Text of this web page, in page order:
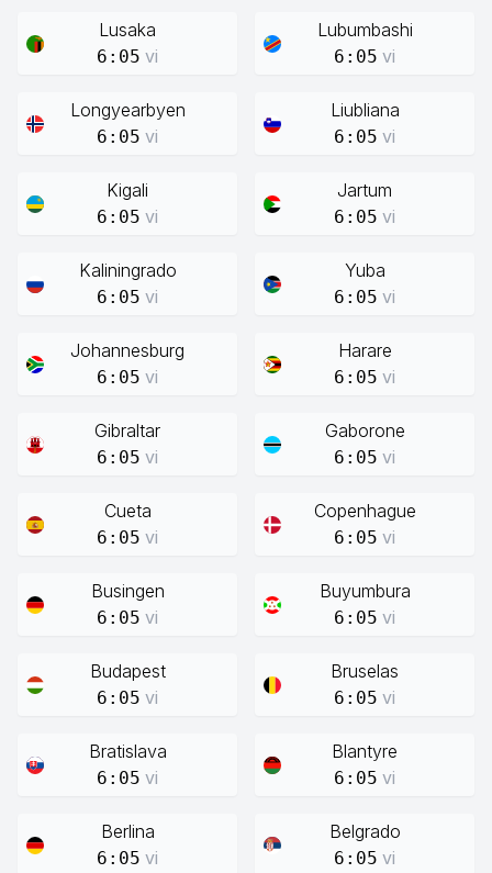
Lusaka
6:05 vi
Lubumbashi
6:05 vi
Longyearbyen
6:05 vi
Liubliana
6:05 vi
Kigali
6:05 vi
Jartum
6:05 vi
Kaliningrado
6:05 vi
Yuba
6:05 vi
Johannesburg
6:05 vi
Harare
6:05 vi
Gibraltar
6:05 vi
Gaborone
6:05 vi
Cueta
6:05 vi
Copenhague
6:05 vi
Busingen
6:05 vi
Buyumbura
6:05 vi
Budapest
6:05 vi
Bruselas
6:05 vi
Bratislava
6:05 vi
Blantyre
6:05 vi
Berlina
6:05 vi
Belgrado
6:05 vi